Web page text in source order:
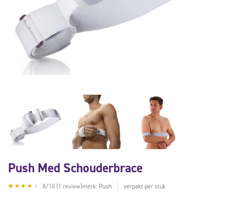
Push Med Schouderbrace
8/10 (1 review)merk: Push verpakt per stuk